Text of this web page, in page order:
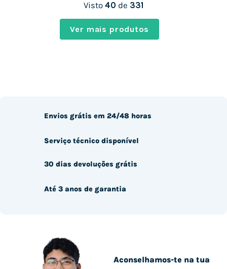
Visto 40 de 331
Ver mais produtos
Aconselhamos-te na tua
Envios grátis em 24/48 horas
Serviço técnico disponível
30 dias devoluções grátis
Até 3 anos de garantia